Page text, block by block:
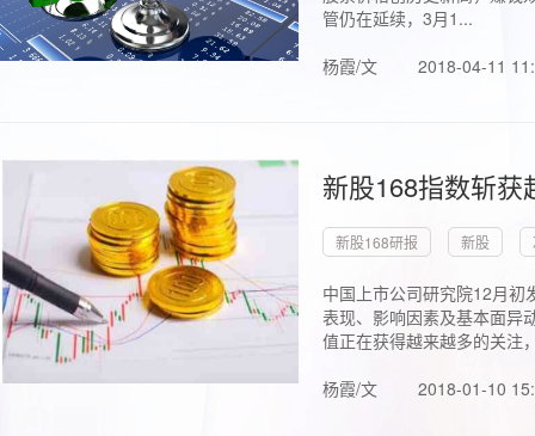
管仍在延续，3月1...
杨霞/文
2018-04-11
新股168指数斩
新股168研报 新股
中国上市公司研究院12月初
表现、影响因素及基本面异
值正在获得越来越多的关注
杨霞/文
2018-01-10